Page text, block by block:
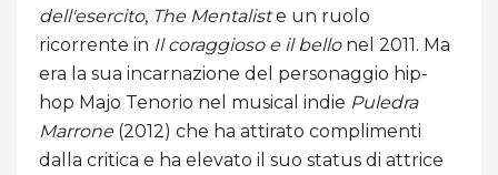
dell'esercito, The Mentaliste un ruolo
ricorrente in Il coraggioso e il bellonel 2011. Ma
era la sua incarnazione del personaggio hip-
hop Majo Tenorio nel musical indie Puledra
Marrone(2012) che ha attirato complimenti
dalla critica e ha elevato il suo status di attrice